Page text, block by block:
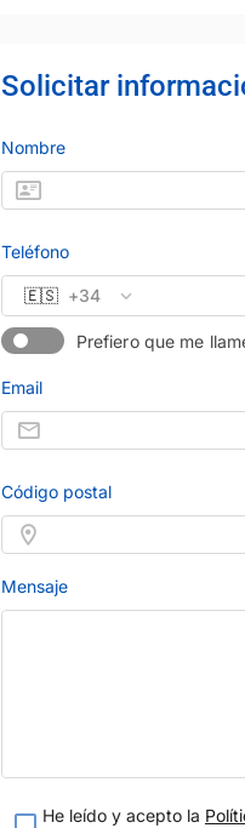
Solicitar
Nombre
Teléfono
🇪🇸 +34
Prefiero que me
Email
Código postal
Mensaje
He leído y acepto la